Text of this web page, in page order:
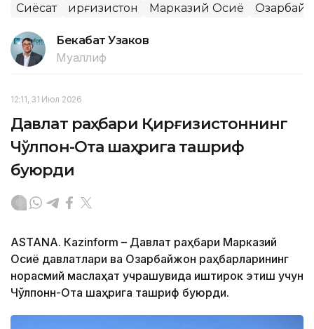
Сиёсат Қирғизистон Марказий Осиё
Бекабат Узаков
Муаллиф
12:11, 31 Июл 2026
Давлат раҳбари Қирғизистоннинг
Чўлпон-Ота шаҳрига ташриф
буюрди
ASTANА. Кazinform – Давлат раҳбари Марказий
Осиё давлатлари ва Озарбайжон раҳбарларининг
норасмий маслаҳат учрашувида иштирок этиш учун
Чўлпонн-Ота шаҳрига ташриф буюрди.